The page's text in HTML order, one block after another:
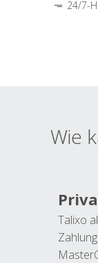
24/7-
Wie
Talixo